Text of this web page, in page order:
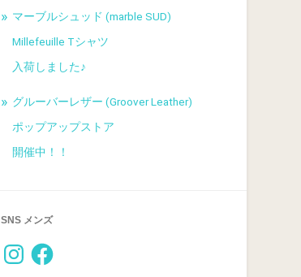
マーブルシュッド (marble SUD)
Millefeuille Tシャツ
入荷しました♪
グルーバーレザー (Groover Leather)
ポップアップストア
開催中！！
SNS メンズ